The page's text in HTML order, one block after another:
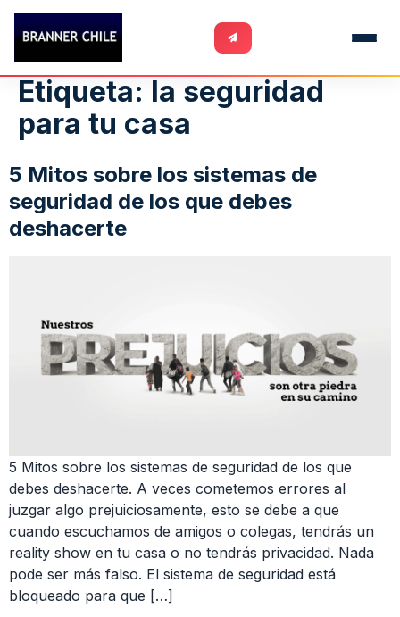
Etiqueta: la seguridad
para tu casa
5 Mitos sobre los sistemas de
seguridad de los que debes
deshacerte
5 Mitos sobre los sistemas de seguridad de los que
debes deshacerte. A veces cometemos errores al
juzgar algo prejuiciosamente, esto se debe a que
cuando escuchamos de amigos o colegas, tendrás un
reality show en tu casa o no tendrás privacidad. Nada
pode ser más falso. El sistema de seguridad está
bloqueado para que […]